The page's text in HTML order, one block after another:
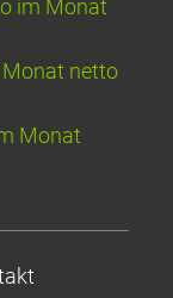
im Monat
Monat netto
Monat